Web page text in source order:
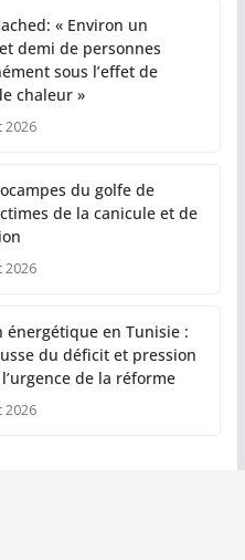
« Environ un
demi de personnes
sous l’effet de
chaleur »
2026
du golfe de
de la canicule et de
2026
énergétique en Tunisie :
du déficit et pression
de la réforme
2026